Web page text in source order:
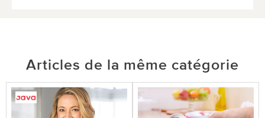
Articles de la même catégorie